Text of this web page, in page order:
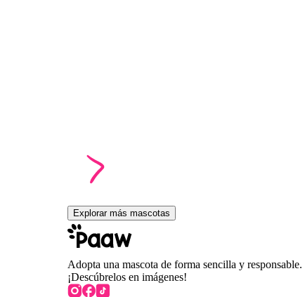
Explorar más mascotas
Adopta una mascota de forma sencilla y responsable.
¡Descúbrelos en imágenes!